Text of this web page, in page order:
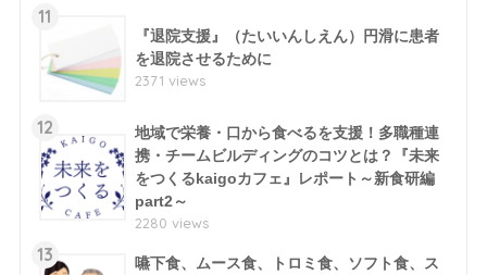
11
『退院支援』（たいいんしえん）円滑に患者
を退院させるために
2371 views
12
地域で栄養・口から食べるを支援！多職種連
携・チームビルディングのコツとは？『未来
をつくるkaigoカフェ』レポート～新食研編
part2～
2280 views
13
嚥下食、ムース食、トロミ食、ソフト食、ス